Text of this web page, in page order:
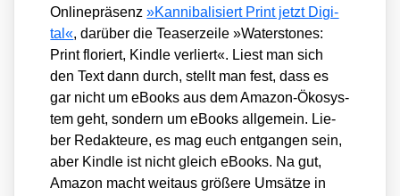
Online­prä­senz»Kan­ni­ba­li­siert Print jetzt Digi­
tal«, dar­über die Teaser­zei­le »Water­sto­nes:
Print flo­riert, Kind­le ver­liert«. Liest man sich
den Text dann durch, stellt man fest, dass es
gar nicht um eBooks aus dem Ama­zon-Öko­sys­
tem geht, son­dern um eBooks all­ge­mein. Lie­
ber Redak­teu­re, es mag euch ent­gan­gen sein,
aber Kind­le ist nicht gleich eBooks. Na gut,
Ama­zon macht weit­aus grö­ße­re Umsät­ze in